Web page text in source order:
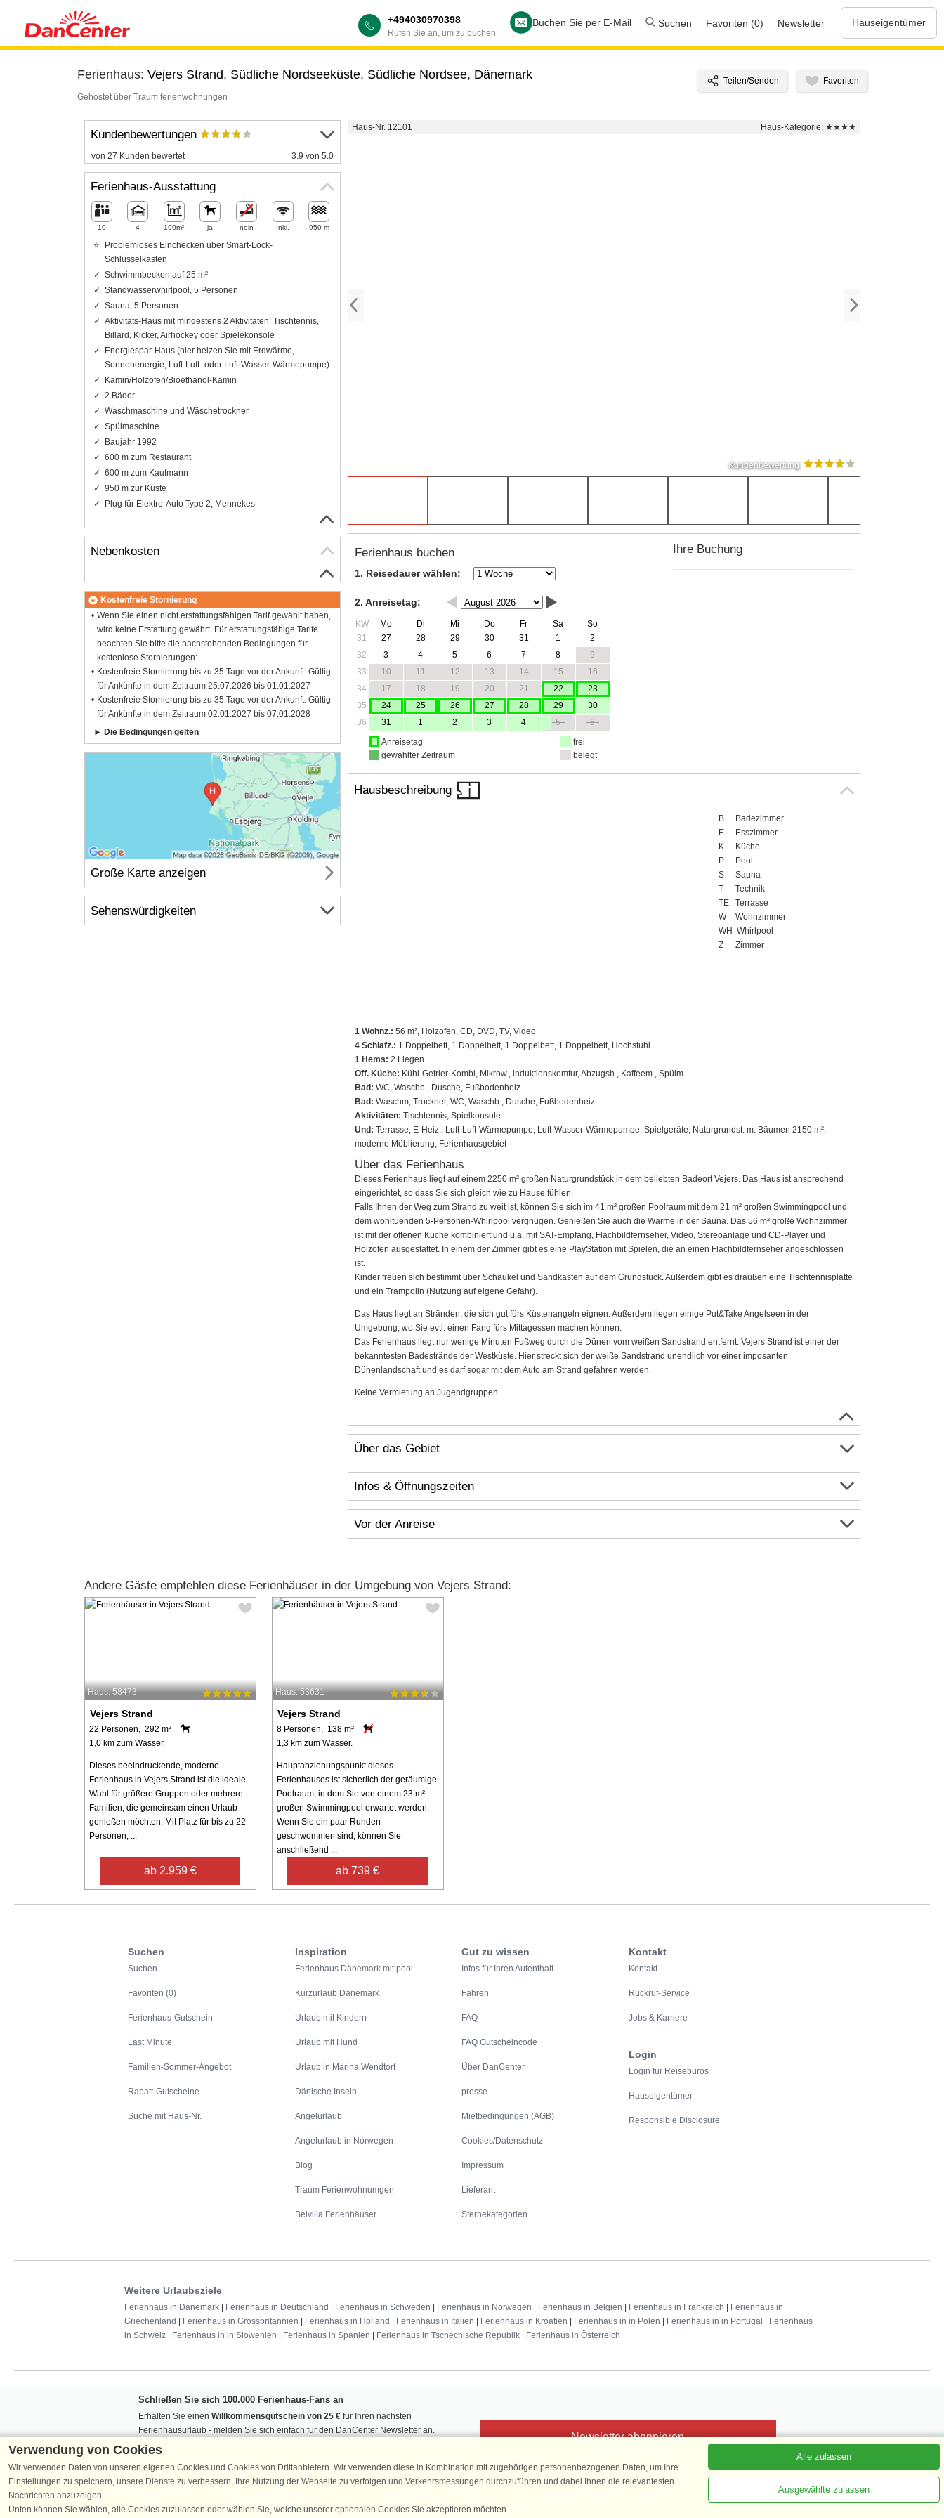
+494030970398
Rufen Sie an, um zu buchen
Buchen Sie per E-Mail Suchen Favoriten (0) Newsletter Hauseigentümer
Ferienhaus: Vejers Strand, Südliche Nordseeküste, Südliche Nordsee, Dänemark
Gehostet über Traum ferienwohnungen
Haus-Nr. 12101 Haus-Kategorie: ★★★★
Kundenbewertung
Ferienhaus buchen
1. Reisedauer wählen:
2. Anreisetag:
KW Mo Di Mi Do Fr Sa
So
31
27 28 29 30 31 1
2
32
3 4 5 6 7 8
9
33
10 11 12 13 14 15
16
34
17 18 19 20 21 22
23
35
24 25 26 27 28 29
30
36
31 1 2 3 4 5
6
Anreisetag
gewählter Zeitraum
frei
belegt
Ihre Buchung
Hausbeschreibung
B
Badezimmer
E
Esszimmer
K
Küche
P
Pool
S
Sauna
T
Technik
TE
Terrasse
W
Wohnzimmer
WH Whirlpool
Z
Zimmer
1 Wohnz.: 56 m², Holzofen, CD, DVD, TV, Video
4 Schlafz.: 1 Doppelbett, 1 Doppelbett, 1 Doppelbett, 1 Doppelbett, Hochstuhl
1 Hems: 2 Liegen
Off. Küche: Kühl-Gefrier-Kombi, Mikrow., induktionskomfur, Abzugsh., Kaffeem., Spülm.
Bad: WC, Waschb., Dusche, Fußbodenheiz.
Bad: Waschm, Trockner, WC, Waschb., Dusche, Fußbodenheiz.
Aktivitäten: Tischtennis, Spielkonsole
Und: Terrasse, E-Heiz., Luft-Luft-Wärmepumpe, Luft-Wasser-Wärmepumpe, Spielgeräte, Naturgrundst. m. Bäumen 2150 m²,
moderne Möblierung, Ferienhausgebiet
Über das Ferienhaus
Dieses Ferienhaus liegt auf einem 2250 m² großen Naturgrundstück in dem beliebten Badeort Vejers. Das Haus ist ansprechend
eingerichtet, so dass Sie sich gleich wie zu Hause fühlen.
Falls Ihnen der Weg zum Strand zu weit ist, können Sie sich im 41 m² großen Poolraum mit dem 21 m² großen Swimmingpool und
dem wohltuenden 5-Personen-Whirlpool vergnügen. Genießen Sie auch die Wärme in der Sauna. Das 56 m² große Wohnzimmer
ist mit der offenen Küche kombiniert und u.a. mit SAT-Empfang, Flachbildfernseher, Video, Stereoanlage und CD-Player und
Holzofen ausgestattet. In einem der Zimmer gibt es eine PlayStation mit Spielen, die an einen Flachbildfernseher angeschlossen
ist.
Kinder freuen sich bestimmt über Schaukel und Sandkasten auf dem Grundstück. Außerdem gibt es draußen eine Tischtennisplatte
und ein Trampolin (Nutzung auf eigene Gefahr).
Das Haus liegt an Stränden, die sich gut fürs Küstenangeln eignen. Außerdem liegen einige Put&Take Angelseen in der
Umgebung, wo Sie evtl. einen Fang fürs Mittagessen machen können.
Das Ferienhaus liegt nur wenige Minuten Fußweg durch die Dünen vom weißen Sandstrand entfernt. Vejers Strand ist einer der
bekanntesten Badestrände der Westküste. Hier streckt sich der weiße Sandstrand unendlich vor einer imposanten
Dünenlandschaft und es darf sogar mit dem Auto am Strand gefahren werden.
Keine Vermietung an Jugendgruppen.
Über das Gebiet
Infos & Öffnungszeiten
Vor der Anreise
Kundenbewertungen
von 27 Kunden bewertet 3.9 von 5.0
Ferienhaus-Ausstattung
10 4 190m² ja nein Inkl. 950 m
Problemloses Einchecken über Smart-Lock-
Schlüsselkästen
Schwimmbecken auf 25 m²
Standwasserwhirlpool, 5 Personen
Sauna, 5 Personen
Aktivitäts-Haus mit mindestens 2 Aktivitäten: Tischtennis,
Billard, Kicker, Airhockey oder Spielekonsole
Energiespar-Haus (hier heizen Sie mit Erdwärme,
Sonnenenergie, Luft-Luft- oder Luft-Wasser-Wärmepumpe)
Kamin/Holzofen/Bioethanol-Kamin
2 Bäder
Waschmaschine und Wäschetrockner
Spülmaschine
Baujahr 1992
600 m zum Restaurant
600 m zum Kaufmann
950 m zur Küste
Plug für Elektro-Auto Type 2, Mennekes
Nebenkosten
Kostenfreie Stornierung
Wenn Sie einen nicht erstattungsfähigen Tarif gewählt haben,
wird keine Erstattung gewährt. Für erstattungsfähige Tarife
beachten Sie bitte die nachstehenden Bedingungen für
kostenlose Stornierungen:
Kostenfreie Stornierung bis zu 35 Tage vor der Ankunft. Gültig
für Ankünfte in dem Zeitraum 25.07.2026 bis 01.01.2027
Kostenfreie Stornierung bis zu 35 Tage vor der Ankunft. Gültig
für Ankünfte in dem Zeitraum 02.01.2027 bis 07.01.2028
Die Bedingungen gelten
Große Karte anzeigen
Sehenswürdigkeiten
Andere Gäste empfehlen diese Ferienhäuser in der Umgebung von Vejers Strand:
Haus: 58473
Vejers Strand
22 Personen, 292 m²
1,0 km zum Wasser.
Dieses beeindruckende, moderne
Ferienhaus in Vejers Strand ist die ideale
Wahl für größere Gruppen oder mehrere
Familien, die gemeinsam einen Urlaub
genießen möchten. Mit Platz für bis zu 22
Personen, ...
ab 2.959 €
Haus: 53631
Vejers Strand
8 Personen, 138 m²
1,3 km zum Wasser.
Hauptanziehungspunkt dieses
Ferienhauses ist sicherlich der geräumige
Poolraum, in dem Sie von einem 23 m²
großen Swimmingpool erwartet werden.
Wenn Sie ein paar Runden
geschwommen sind, können Sie
anschließend ...
ab 739 €
Suchen
Suchen
Favoriten (0)
Ferienhaus-Gutschein
Last Minute
Familien-Sommer-Angebot
Rabatt-Gutscheine
Suche mit Haus-Nr.
Inspiration
Ferienhaus Dänemark mit pool
Kurzurlaub Dänemark
Urlaub mit Kindern
Urlaub mit Hund
Urlaub in Marina Wendtorf
Dänische Inseln
Angelurlaub
Angelurlaub in Norwegen
Blog
Traum Ferienwohnumgen
Belvilla Ferienhäuser
Gut zu wissen
Infos für Ihren Aufenthalt
Fähren
FAQ
FAQ Gutscheincode
Über DanCenter
presse
Mietbedingungen (AGB)
Cookies/Datenschutz
Impressum
Lieferant
Sternekategorien
Kontakt
Kontakt
Rückruf-Service
Jobs & Karriere
Login
Login für Reisebüros
Hauseigentümer
Responsible Disclosure
Weitere Urlaubsziele
Ferienhaus in Dänemark Ferienhaus in Deutschland Ferienhaus in Schweden Ferienhaus in Norwegen Ferienhaus in Belgien Ferienhaus in Frankreich
Ferienhaus in
Griechenland
Ferienhaus in Grossbritannien Ferienhaus in Holland Ferienhaus in Italien Ferienhaus in Kroatien Ferienhaus in in Polen Ferienhaus in in Portugal
Ferienhaus
in Schweiz
Ferienhaus in in Slowenien Ferienhaus in Spanien Ferienhaus in Tschechische Republik Ferienhaus in Österreich
Schließen Sie sich 100.000 Ferienhaus-Fans an
Erhalten Sie einen Willkommensgutschein von 25 € für Ihren nächsten
Ferienhausurlaub - melden Sie sich einfach für den DanCenter Newsletter an.
Verpassen Sie nie wieder exklusive Angebote, Gewinnspiele und Urlaubstipps!
Newsletter abonnieren
Verwendung von Cookies
Wir verwenden Daten von unseren eigenen Cookies und Cookies von Drittanbietern. Wir verwenden diese in Kombination mit zugehörigen personenbezogenen Daten, um Ihre
Einstellungen zu speichern, unsere Dienste zu verbessern, Ihre Nutzung der Webseite zu verfolgen und Verkehrsmessungen durchzuführen und dabei Ihnen die relevantesten
Nachrichten anzuzeigen.
Unten können Sie wählen, alle Cookies zuzulassen oder wählen Sie, welche unserer optionalen Cookies Sie akzeptieren möchten.
Alle zulassen
Ausgewählte zulassen